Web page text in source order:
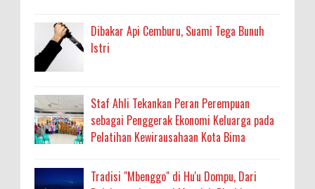
Dibakar Api Cemburu, Suami Tega Bunuh
Istri
Staf Ahli Tekankan Peran Perempuan
sebagai Penggerak Ekonomi Keluarga pada
Pelatihan Kewirausahaan Kota Bima
Tradisi "Mbenggo" di Hu'u Dompu, Dari